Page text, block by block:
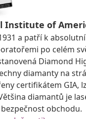
Institute of
a patří k
po celém
Diamond
diamanty na
certifikátem GIA,
diamantů je
obchodu.